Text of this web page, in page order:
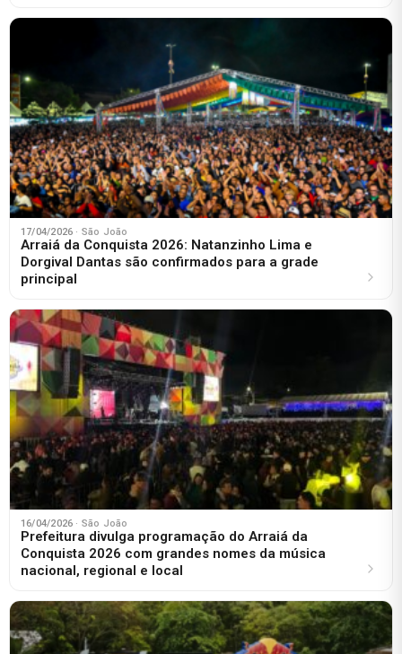
17/04/2026 · São João
Arraiá da Conquista 2026: Natanzinho Lima e
Dorgival Dantas são confirmados para a grade
principal
16/04/2026 · São João
Prefeitura divulga programação do Arraiá da
Conquista 2026 com grandes nomes da música
nacional, regional e local